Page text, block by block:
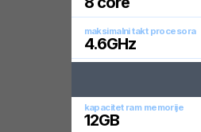
maksimalni takt procesora
4.6GHz
kapacitet ram memorije
12GB